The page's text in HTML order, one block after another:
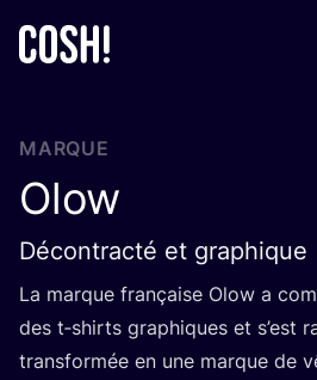
MARQUE
Olow
Décontracté et graphique
La marque fran­çaise Olow a
des t‑shirts gra­phiques et s’est
trans­for­mée en une marque de